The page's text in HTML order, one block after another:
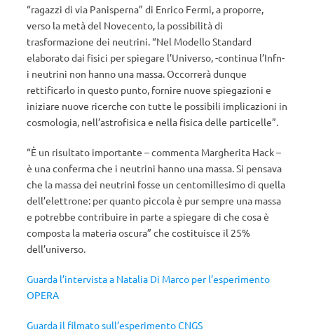
“ragazzi di via Panisperna” di Enrico Fermi, a proporre,
verso la metà del Novecento, la possibilità di
trasformazione dei neutrini. “Nel Modello Standard
elaborato dai fisici per spiegare l’Universo, -continua l’Infn-
i neutrini non hanno una massa. Occorrerà dunque
rettificarlo in questo punto, fornire nuove spiegazioni e
iniziare nuove ricerche con tutte le possibili implicazioni in
cosmologia, nell’astrofisica e nella fisica delle particelle”.
“È un risultato importante – commenta Margherita Hack –
è una conferma che i neutrini hanno una massa. Si pensava
che la massa dei neutrini fosse un centomillesimo di quella
dell’elettrone: per quanto piccola è pur sempre una massa
e potrebbe contribuire in parte a spiegare di che cosa è
composta la materia oscura” che costituisce il 25%
dell’universo.
Guarda l’intervista a Natalia Di Marco per l’esperimento
OPERA
Guarda il filmato sull’esperimento CNGS